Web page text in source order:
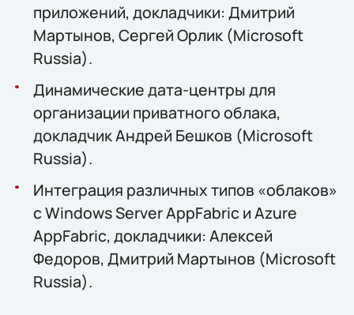
приложений, докладчики: Дмитрий
Мартынов, Сергей Орлик (Microsoft
Russia).
Динамические дата-центры для
организации приватного облака,
докладчик Андрей Бешков (Microsoft
Russia).
Интеграция различных типов «облаков»
с Windows Server AppFabric и Azure
AppFabric, докладчики: Алексей
Федоров, Дмитрий Мартынов (Microsoft
Russia).